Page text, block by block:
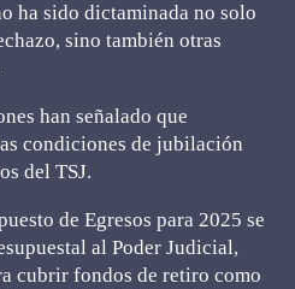
ha sido dictaminada no solo
sino también otras
han señalado que
condiciones de jubilación
del TSJ.
de Egresos para 2025 se
al Poder Judicial,
cubrir fondos de retiro como